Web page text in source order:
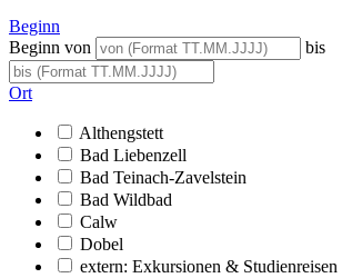
Beginn
Beginn von
bis
Ort
Althengstett
Bad Liebenzell
Bad Teinach-Zavelstein
Bad Wildbad
Calw
Dobel
extern: Exkursionen & Studienreisen